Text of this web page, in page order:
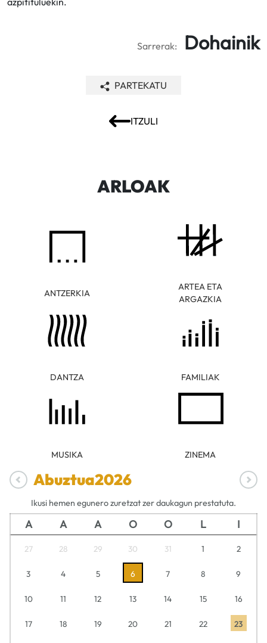
Sarrerak: Dohainik
ITZULI
PARTEKATU
ARLOAK
ANTZERKIA
ARTEA ETA
ARGAZKIA
DANTZA FAMILIAK
MUSIKA ZINEMA
Abuztua2026
Ikusi hemen egunero zuretzat zer daukagun prestatuta.
A A A O O L I
27 28 29 30 31 1 2
3 4 5 6 7 8 9
10 11 12 13 14 15 16
17 18 19 20 21 22 23